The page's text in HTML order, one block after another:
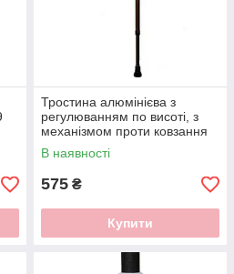
Тростина алюмінієва з
регулюванням по висоті, з
механізмом проти ковзання
Норма-Трейд, НТ-01-011
В наявності
575 ₴
Купити